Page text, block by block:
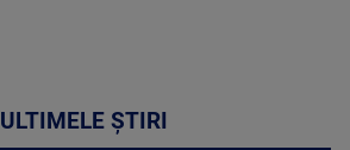
ULTIMELE ȘTIRI